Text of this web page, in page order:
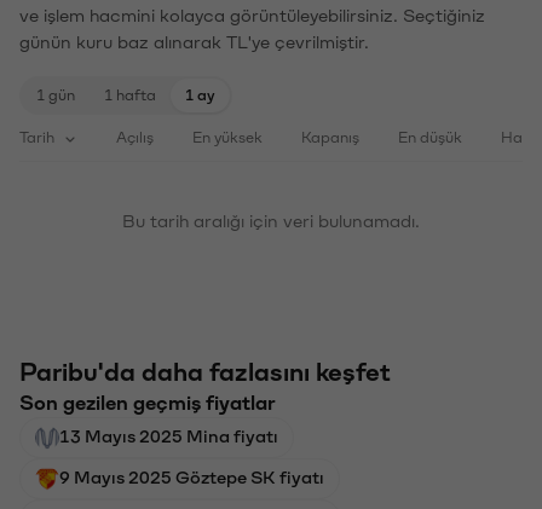
ve işlem hacmini kolayca görüntüleyebilirsiniz. Seçtiğiniz
günün kuru baz alınarak TL'ye çevrilmiştir.
1 gün 1 hafta 1 ay
Tarih Açılış En yüksek Kapanış En düşük
Bu tarih aralığı için veri bulunamadı.
Paribu'da daha fazlasını keşfet
Son gezilen geçmiş fiyatlar
13 Mayıs 2025 Mina fiyatı
9 Mayıs 2025 Göztepe SK fiyatı